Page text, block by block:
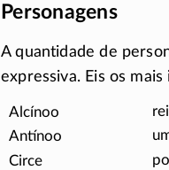
Personagens
A quantidade de
expressiva. Eis os
Alcínoo
Antínoo
Circe